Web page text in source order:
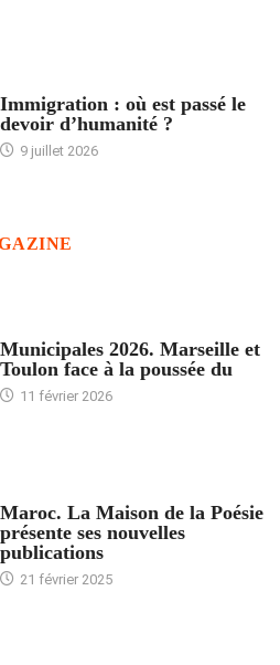
Immigration : où est passé le
devoir d’humanité ?
9 juillet 2026
Municipales 2026. Marseille et
Toulon face à la poussée du
11 février 2026
Maroc. La Maison de la Poésie
présente ses nouvelles
publications
21 février 2025